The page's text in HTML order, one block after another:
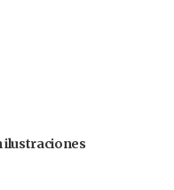
ilustraciones